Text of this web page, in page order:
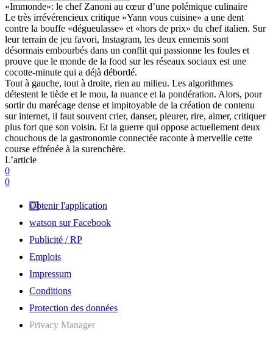
«Immonde»: le chef Zanoni au cœur d’une polémique culinaire
Le très irrévérencieux critique «Yann vous cuisine» a une dent
contre la bouffe «dégueulasse» et «hors de prix» du chef italien. Sur
leur terrain de jeu favori, Instagram, les deux ennemis sont
désormais embourbés dans un conflit qui passionne les foules et
prouve que le monde de la food sur les réseaux sociaux est une
cocotte-minute qui a déjà débordé.
Tout à gauche, tout à droite, rien au milieu. Les algorithmes
détestent le tiède et le mou, la nuance et la pondération. Alors, pour
sortir du marécage dense et impitoyable de la création de contenu
sur internet, il faut souvent crier, danser, pleurer, rire, aimer, critiquer
plus fort que son voisin. Et la guerre qui oppose actuellement deux
chouchous de la gastronomie connectée raconte à merveille cette
course effrénée à la surenchère.
L’article
0
0
Obtenir l'application
watson sur Facebook
Publicité / RP
Emplois
Impressum
Conditions
Protection des données
Privacy Manager